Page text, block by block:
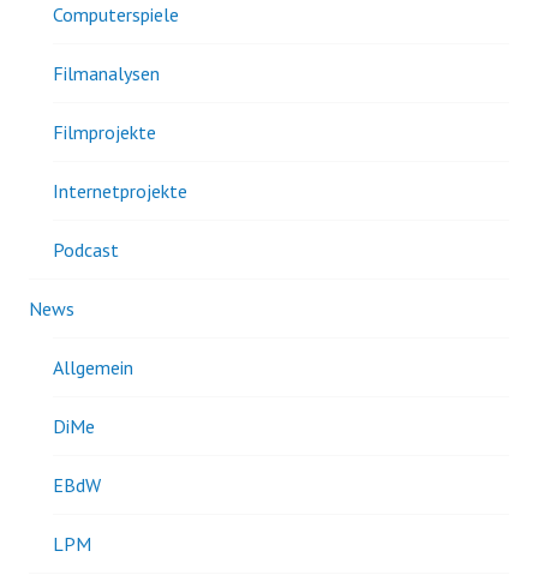
Computerspiele
Filmanalysen
Filmprojekte
Internetprojekte
Podcast
News
Allgemein
DiMe
EBdW
LPM